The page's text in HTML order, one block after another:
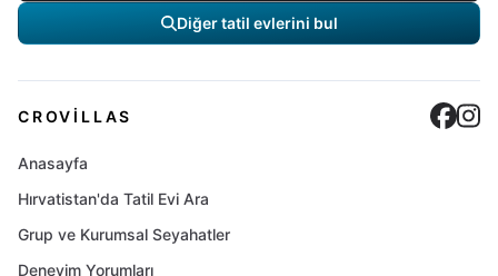
Diğer tatil evlerini bul
CROVILLAS
Anasayfa
Hırvatistan'da Tatil Evi Ara
Grup ve Kurumsal Seyahatler
Deneyim Yorumları